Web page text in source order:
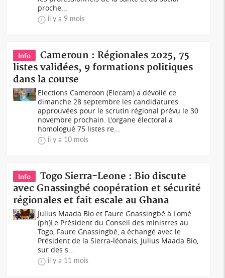
proche...
il y a 9 mois
Info
Cameroun : Régionales 2025, 75
listes validées, 9 formations politiques
dans la course
Elections Cameroon (Elecam) a dévoilé ce
dimanche 28 septembre les candidatures
approuvées pour le scrutin régional prévu le 30
novembre prochain. L'organe électoral a
homologué 75 listes re...
il y a 10 mois
Info
Togo Sierra-Leone : Bio discute
avec Gnassingbé coopération et sécurité
régionales et fait escale au Ghana
Julius Maada Bio et Faure Gnassingbé à Lomé
(ph)Le Président du Conseil des ministres au
Togo, Faure Gnassingbé, a échangé avec le
Président de la Sierra-léonais, Julius Maada Bio,
sur des s...
il y a 11 mois